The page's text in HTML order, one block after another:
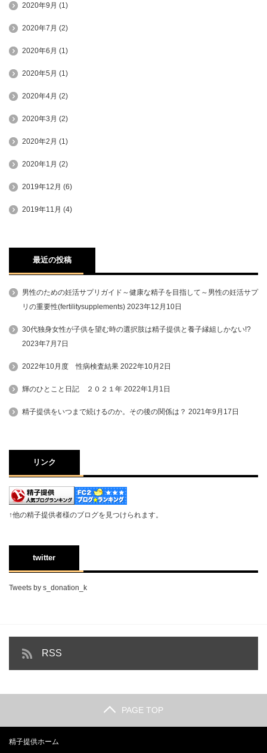
2020年9月 (1)
2020年7月 (2)
2020年6月 (1)
2020年5月 (1)
2020年4月 (2)
2020年3月 (2)
2020年2月 (1)
2020年1月 (2)
2019年12月 (6)
2019年11月 (4)
最近の投稿
男性のための妊活サプリガイド～健康な精子を目指して～男性の妊活サプ
リの重要性(fertilitysupplements) 2023年12月10日
30代独身女性が子供を望む時の選択肢は精子提供と養子縁組しかない!?
2023年7月7日
2022年10月度 性病検査結果 2022年10月2日
輝のひとこと日記 ２０２１年 2022年1月1日
精子提供をいつまで続けるのか。その後の関係は？ 2021年9月17日
リンク
↑他の精子提供者様のブログを見つけられます。
twitter
Tweets by s_donation_k
RSS
PAGE TOP
精子提供ホーム